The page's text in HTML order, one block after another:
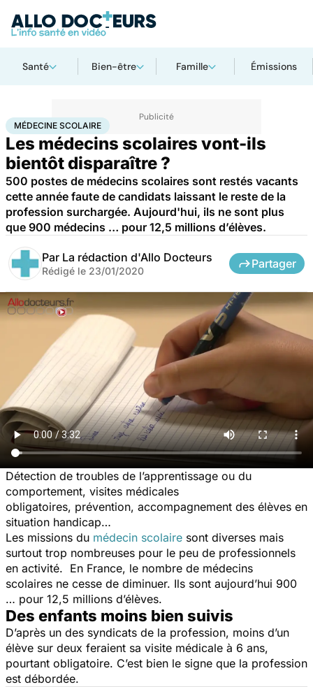
Santé Bien-être Famille Émissions
AccueilSantéMédecine scolaire
MÉDECINE SCOLAIRE
Les médecins scolaires vont-ils
bientôt disparaître ?
500 postes de médecins scolaires sont restés vacants
cette année faute de candidats laissant le reste de la
profession surchargée. Aujourd'hui, ils ne sont plus
que 900 médecins … pour 12,5 millions d’élèves.
Par La rédaction d'Allo Docteurs
Rédigé le 23/01/2020
Partager
Détection de troubles de l’apprentissage ou du
comportement, visites médicales
obligatoires, prévention, accompagnement des élèves en
situation handicap…
Les missions du médecin scolaire sont diverses mais
surtout trop nombreuses pour le peu de professionnels
en activité. En France, le nombre de médecins
scolaires ne cesse de diminuer. Ils sont aujourd’hui 900
… pour 12,5 millions d’élèves.
Des enfants moins bien suivis
D’après un des syndicats de la profession, moins d’un
élève sur deux feraient sa visite médicale à 6 ans,
pourtant obligatoire. C’est bien le signe que la profession
est débordée.